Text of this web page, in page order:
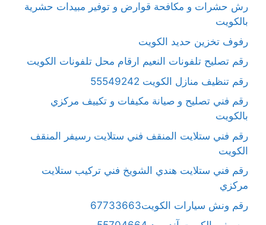
رش حشرات و مكافحة قوارض و توفير مبيدات حشرية
بالكويت
رفوف تخزين حديد الكويت
رقم تصليح تلفونات النعيم ارقام محل تلفونات الكويت
رقم تنظيف منازل الكويت 55549242
رقم فني تصليح و صيانة مكيفات و تكييف مركزي
بالكويت
رقم فني ستلايت المنقف فني ستلايت رسيفر المنقف
الكويت
رقم فني ستلايت هندي الشويخ فني تركيب ستلايت
مركزي
رقم ونش سيارات الكويت67733663